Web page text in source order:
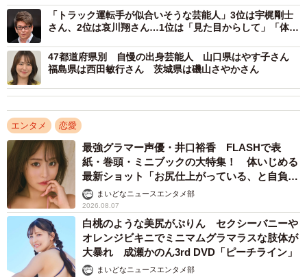
▽大人のおしゃれをする方だから。（30代）
▽オシャレでかっこいいと思うから。（10代）
▽ちょっとロックなテイストもあり、センスが良くてカッ
コいいから！（50代）
▽アメカジスタイルが好きだから。（40代）
「トラック運転手が似合いそうな芸能人」3位は宇梶剛士
さん、2位は哀川翔さん…1位は「見た目からして」「体力
47都道府県別 自慢の出身芸能人 山口県はやす子さん
福島県は西田敏行さん 茨城県は磯山さやかさん
エンタメ 恋愛
最強グラマー声優・井口裕香 FLASHで表
紙・巻頭・ミニブックの大特集！ 体いじめる
最新ショット「お尻仕上がっている、と自負し
ています」「いくつになっても理想の身体でい
たい」
まいどなニュースエンタメ部
2026.08.07
白桃のような美尻がぷりん セクシーバニーや
オレンジビキニでミニマムグラマラスな肢体が
大暴れ 成瀬かのん3rd DVD「ピーチライン」
まいどなニュースエンタメ部